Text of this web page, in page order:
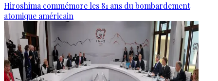
Hiroshima commémore les 81 ans du bombardement
atomique américain